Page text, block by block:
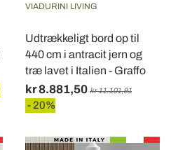
VIADURINI LIVING
Udtrækkeligt bord op til
440 cm i antracit jern og
træ lavet i Italien - Graffo
kr 8.881,50 kr 11.101,91
- 20%